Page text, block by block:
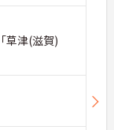
草津(滋賀)